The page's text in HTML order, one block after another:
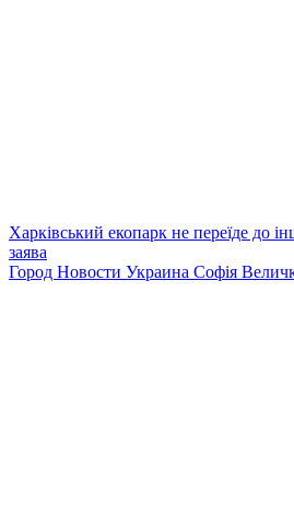
Харківський екопарк не переїде до
заява
Город Новости Украина Софія